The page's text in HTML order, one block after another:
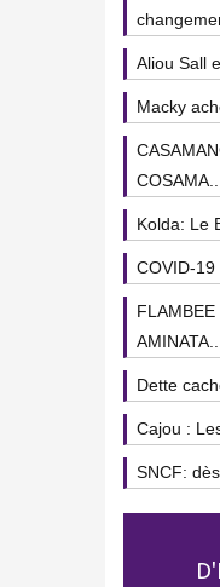
Aliou Sall
Macky
COSAMA...
Kolda: Le
COVID-19
FLAMBEE
AMINATA...
Dette
Cajou :
SNCF: